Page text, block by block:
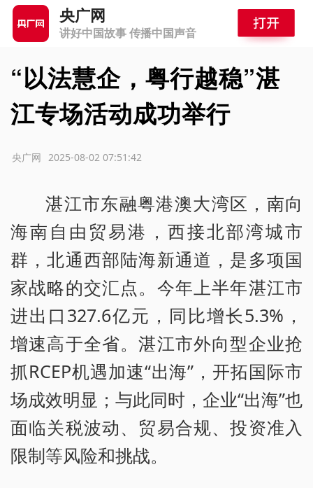
央广网
讲好中国故事 传播中国声音
“以法慧企，粤行越稳”湛
江专场活动成功举行
2025-08-02 07:51:42
央广网
湛江市东融粤港澳大湾区，南向
海南自由贸易港，西接北部湾城市
群，北通西部陆海新通道，是多项国
家战略的交汇点。今年上半年湛江市
进出口327.6亿元，同比增长5.3%，
增速高于全省。湛江市外向型企业抢
抓RCEP机遇加速“出海”，开拓国际市
场成效明显；与此同时，企业“出海”也
面临关税波动、贸易合规、投资准入
限制等风险和挑战。